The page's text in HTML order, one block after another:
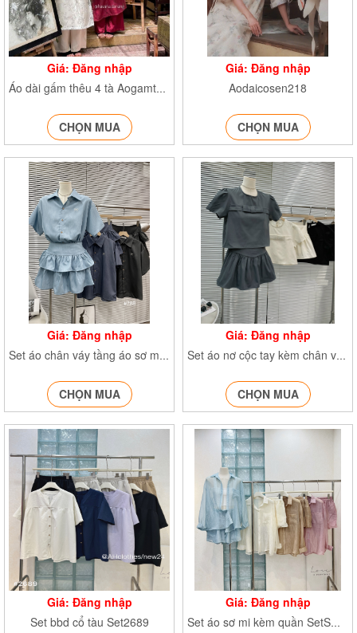
Giá: Đăng nhập
Áo dài gấm thêu 4 tà Aogamtheu219
CHỌN MUA
Giá: Đăng nhập
Aodaicosen218
CHỌN MUA
Giá: Đăng nhập
Set áo chân váy tầng áo sơ mi thêu nơ kèm chân váy Settheuno788
CHỌN MUA
Giá: Đăng nhập
Set áo nơ cộc tay kèm chân váy xòe SetaonokemcvS295
CHỌN MUA
Giá: Đăng nhập
Set bbd cổ tàu Set2689
Giá: Đăng nhập
Set áo sơ mi kèm quần SetSMvoanto1500